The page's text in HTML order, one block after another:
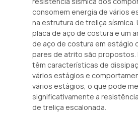
consomem energia de vários
na estrutura de treliça
placa de aço de costura e um
de aço de costura em estágio
pares de atrito são
têm características de
vários estágios e
vários estágios, o que pode
significativamente a
de treliça escalonada.